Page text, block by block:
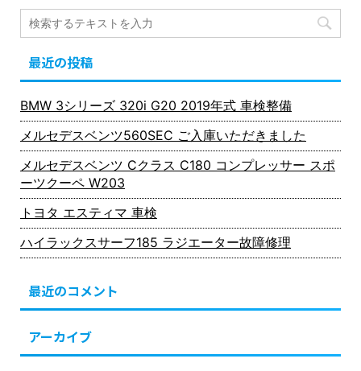
最近の投稿
BMW 3シリーズ 320i G20 2019年式 車検整備
メルセデスベンツ560SEC ご入庫いただきました
メルセデスベンツ Cクラス C180 コンプレッサー スポ
ーツクーペ W203
トヨタ エスティマ 車検
ハイラックスサーフ185 ラジエーター故障修理
最近のコメント
アーカイブ